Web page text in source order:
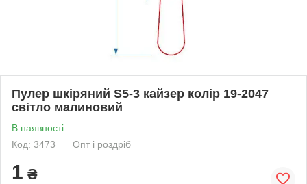
Пулер шкіряний S5-3 кайзер колір 19-2047
світло малиновий
В наявності
Код: 3473
Опт і роздріб
1 ₴